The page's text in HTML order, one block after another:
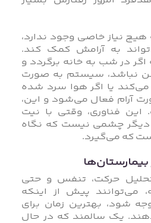
نیاز خاصی وجود ندارد،
به آرامش کمک کند.
در شب به خانه برگردد و
نباشد، سیستم به صورت
می‌کند یا اگر هوا سرد شده
آرام فعال می‌شود و این،
فناوری، وقتی با نیت
دیگر چشمی نیست که نگاه
که می‌گیرد.
حرکت، تنفس و حتی
می‌توانند پیش از اینکه
شود، بهترین زمان برای
یک سالمند که در حال